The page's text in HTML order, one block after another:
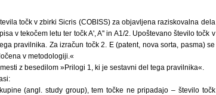
točk v zbirki Sicris (COBISS) za objavljena raziskovalna dela
v tekočem letu ter točk A', A'' in A1/2. Upoštevano število točk v
pravilnika. Za izračun točk 2. E (patent, nova sorta, pasma) se
v metodologiji.«
z besedilom »Prilogi 1, ki je sestavni del tega pravilnika«.
(angl. study group), tem točke ne pripadajo – število točk